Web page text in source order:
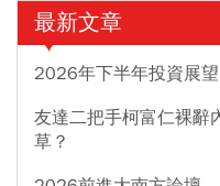
最新文章
2026年下半年投資展
友達二把手柯富仁裸辭
草？